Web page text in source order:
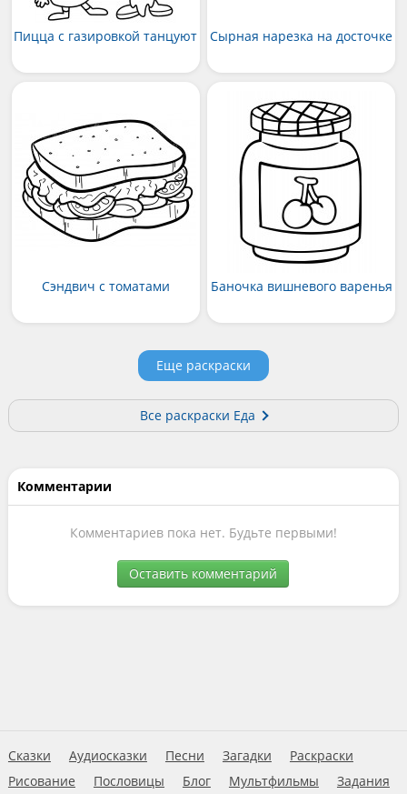
Пицца с газировкой танцуют Сырная нарезка на досточке
Сэндвич с томатами Баночка вишневого варенья
Еще раскраски
Все раскраски Еда
Комментарии
Комментариев пока нет. Будьте первыми!
Оставить комментарий
Сказки Аудиосказки Песни Загадки
Раскраски
Рисование
Пословицы Блог Мультфильмы Задания